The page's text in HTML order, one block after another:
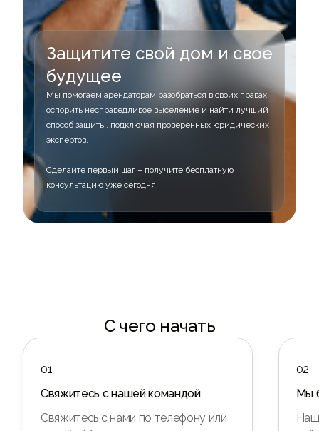
Защитите свой дом и свое
будущее
Мы помогаем арендаторам разобраться в своих правах,
оспорить несправедливое выселение и найти лучший
способ защиты, подключая проверенных юридических
экспертов.
Сделайте первый шаг – получите бесплатную
консультацию уже сегодня!
С чего начать
01
Свяжитесь с нашей командой
Свяжитесь с нами по телефону или
02
Мы